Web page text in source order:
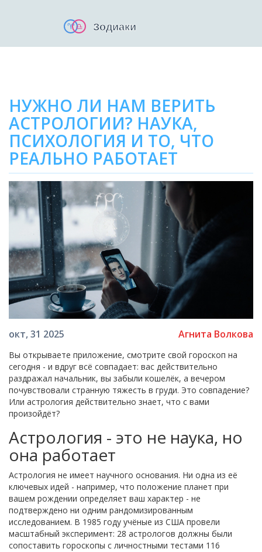
НУЖНО ЛИ НАМ ВЕРИТЬ
АСТРОЛОГИИ? НАУКА,
ПСИХОЛОГИЯ И ТО, ЧТО
РЕАЛЬНО РАБОТАЕТ
окт, 31 2025 Агнита Волкова
Вы открываете приложение, смотрите свой гороскоп на
сегодня - и вдруг всё совпадает: вас действительно
раздражал начальник, вы забыли кошелёк, а вечером
почувствовали странную тяжесть в груди. Это совпадение?
Или астрология действительно знает, что с вами
произойдёт?
Астрология - это не наука, но
она работает
Астрология не имеет научного основания. Ни одна из её
ключевых идей - например, что положение планет при
вашем рождении определяет ваш характер - не
подтверждено ни одним рандомизированным
исследованием. В 1985 году учёные из США провели
масштабный эксперимент: 28 астрологов должны были
сопоставить гороскопы с личностными тестами 116